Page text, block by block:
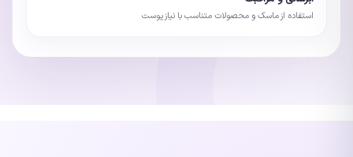
استفاده از ماسک و محصولات متناسب با نیاز پوست